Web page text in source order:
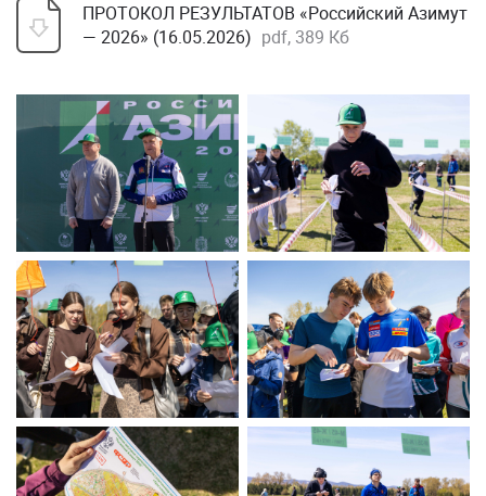
ПРОТОКОЛ РЕЗУЛЬТАТОВ «Российский Азимут
— 2026» (16.05.2026) pdf, 389 Кб